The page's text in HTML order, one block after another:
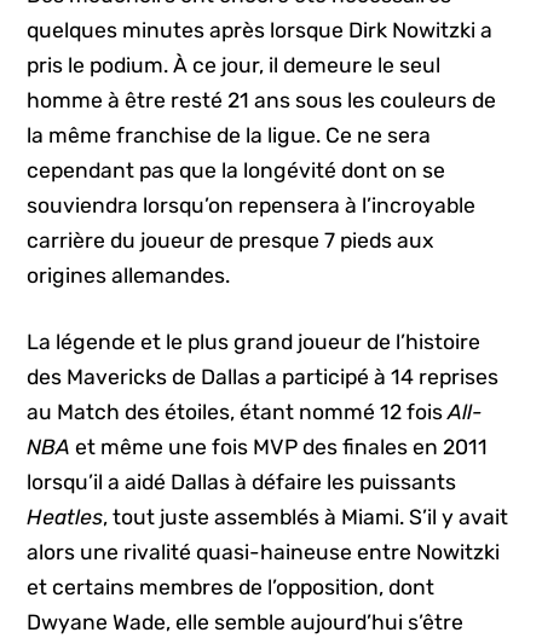
quelques minutes après lorsque Dirk Nowitzki a
pris le podium. À ce jour, il demeure le seul
homme à être resté 21 ans sous les couleurs de
la même franchise de la ligue. Ce ne sera
cependant pas que la longévité dont on se
souviendra lorsqu’on repensera à l’incroyable
carrière du joueur de presque 7 pieds aux
origines allemandes.
La légende et le plus grand joueur de l’histoire
des Mavericks de Dallas a participé à 14 reprises
au Match des étoiles, étant nommé 12 foisAll-
NBA et même une fois MVP des finales en 2011
lorsqu’il a aidé Dallas à défaire les puissants
Heatles, tout juste assemblés à Miami. S’il y avait
alors une rivalité quasi-haineuse entre Nowitzki
et certains membres de l’opposition, dont
Dwyane Wade, elle semble aujourd’hui s’être